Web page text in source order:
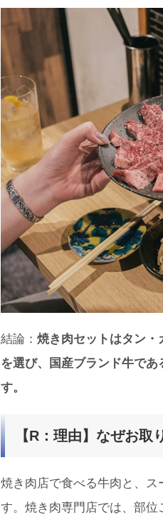
結論： 焼き肉セットはタン
を選び、国産ブランド牛で
す。
【R：理由】なぜお
焼き肉店で食べる牛肉と、ス
す。焼き肉専門店では、部位